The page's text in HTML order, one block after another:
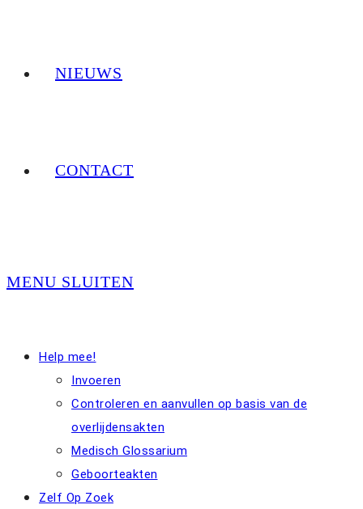
NIEUWS
CONTACT
MENU SLUITEN
Help mee!
Invoeren
Controleren en aanvullen op basis van de
overlijdensakten
Medisch Glossarium
Geboorteakten
Zelf Op Zoek